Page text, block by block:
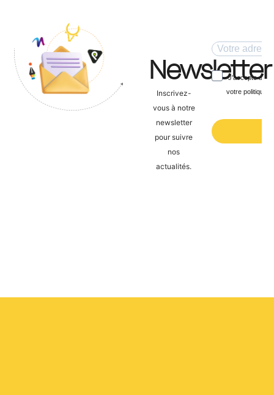
Newsletter
Inscrivez-
vous à notre
newsletter
pour suivre
nos
actualités.